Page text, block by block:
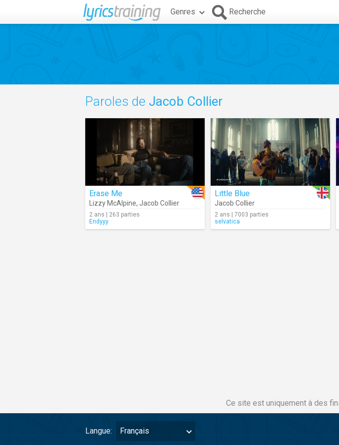
Genres Recherche
Paroles de Jacob Collier
Erase Me
Lizzy McAlpine, Jacob Collier
2 ans | 263 parties
Endyyy
Little Blue
Jacob Collier
2 ans | 7003 parties
selvatica
Ce site est uniquement à des
Langue: Français